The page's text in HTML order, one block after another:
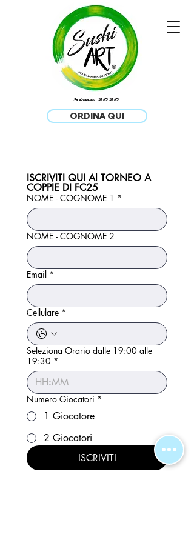
®
Since 2020
ORDINA QUI
ISCRIVITI QUI Al TORNEO A
COPPIE DI FC25
NOME - COGNOME 1 *
NOME - COGNOME 2
Email *
Cellulare *
Seleziona Orario dalle 19:00 alle
19:30 *
:
Numero Giocatori *
1 Giocatore
2 Giocatori
ISCRIVITI